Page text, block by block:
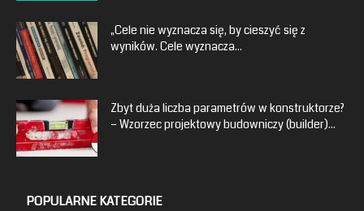
„Cele nie wyznacza się, by cieszyć się z
wyników. Cele wyznacza...
Zbyt duża liczba parametrów w konstruktorze?
– Wzorzec projektowy budowniczy (builder)...
POPULARNE KATEGORIE